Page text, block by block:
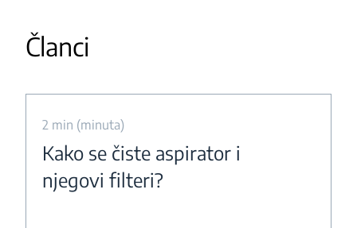
Članci
2 min (minuta)
Kako se čiste aspirator i
njegovi filteri?